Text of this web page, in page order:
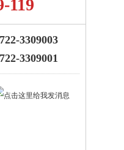
119
3309003
3309001